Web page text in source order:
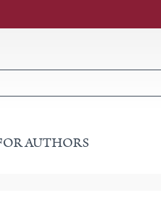
AUTHORS